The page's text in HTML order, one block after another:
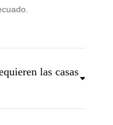
las casas